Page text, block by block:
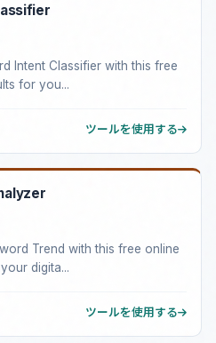
Intent Classifier with this free
for you...
ツールを使用する
this free online
digita...
ツールを使用する